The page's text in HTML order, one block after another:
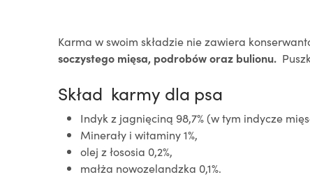
Karma w swoim składzie nie zawiera
soczystego mięsa, podrobów oraz bulionu.
Skład karmy dla psa
Indyk z jagnięciną 98,7% (w tym indycze
Minerały i witaminy 1%,
olej z łososia 0,2%,
małża nowozelandzka 0,1%.